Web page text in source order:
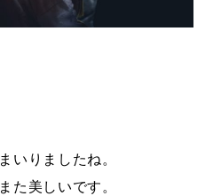
いりましたね。
た美しいです。